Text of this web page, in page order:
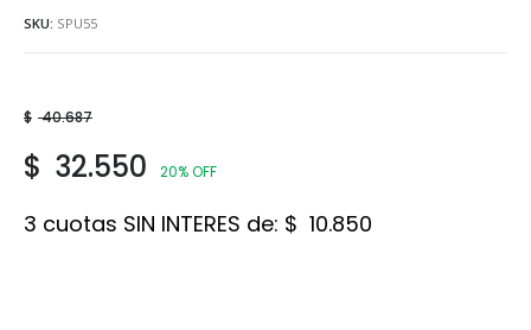
SKU: SPU55
$ 40.687
$ 32.550 20% OFF
3 cuotas SIN INTERES de: $ 10.850